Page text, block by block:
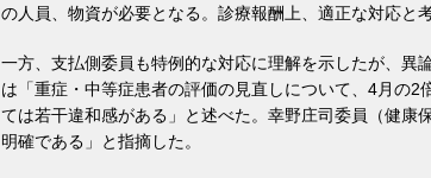
の人員、物資が必要となる。診療報酬上、適正な対応と
一方、支払側委員も特例的な対応に理解を示したが、異
は「重症・中等症患者の評価の見直しについて、4月の
ては若干違和感がある」と述べた。幸野庄司委員（健康
明確である」と指摘した。